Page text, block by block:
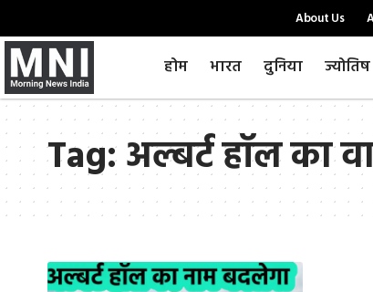
About Us
होम भारत दुनिया ज्योतिष
Tag:अल्बर्ट हॉल का